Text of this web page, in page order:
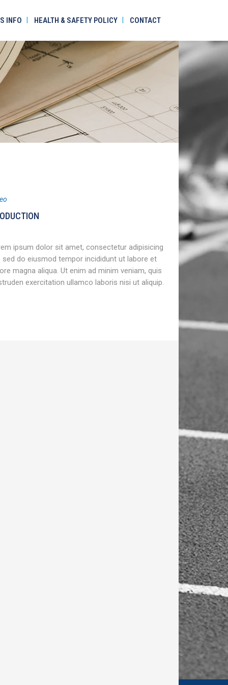
INFO HEALTH & SAFETY POLICY CONTACT
ipsum dolor sit amet, consectetur adipisicing
sed do eiusmod tempor incididunt ut labore et
magna aliqua. Ut enim ad minim veniam, quis
exercitation ullamco laboris nisi ut aliquip.